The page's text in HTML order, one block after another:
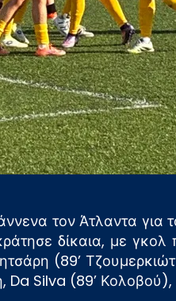
τον Άτλαντα για
δίκαια, με
(89’
Silva (89’